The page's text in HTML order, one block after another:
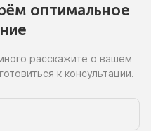
оптимальное
расскажите о вашем
к консультации.